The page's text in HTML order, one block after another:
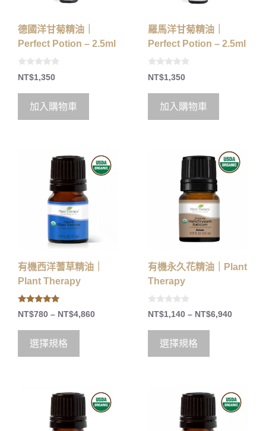
德國洋甘菊精油｜
Perfect Potion – 2.5ml
0
o
t
5
NT$1,350
加入購物車
羅馬洋甘菊精油｜
Perfect Potion – 2.5ml
0
o
t
5
NT$1,350
加入購物車
有機西洋蓍草精油｜
Plant Therapy
5.00
out of 5
NT$780 – NT$4,860
選擇規格
有機永久花精油｜Plant
Therapy
0
o
5
NT$1,140 – NT$6,940
選擇規格